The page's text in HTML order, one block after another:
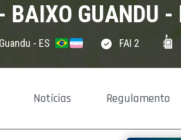
GUANDU -
- ES FAI 2
Notícias Regulamento